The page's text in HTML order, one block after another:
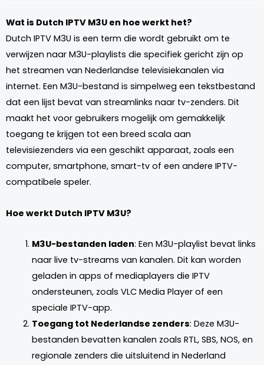
Wat is Dutch IPTV M3U en hoe werkt het?
Dutch IPTV M3U is een term die wordt gebruikt om te
verwijzen naar M3U-playlists die specifiek gericht zijn op
het streamen van Nederlandse televisiekanalen via
internet. Een M3U-bestand is simpelweg een tekstbestand
dat een lijst bevat van streamlinks naar tv-zenders. Dit
maakt het voor gebruikers mogelijk om gemakkelijk
toegang te krijgen tot een breed scala aan
televisiezenders via een geschikt apparaat, zoals een
computer, smartphone, smart-tv of een andere IPTV-
compatibele speler.
Hoe werkt Dutch IPTV M3U?
M3U-bestanden laden: Een M3U-playlist bevat links
naar live tv-streams van kanalen. Dit kan worden
geladen in apps of mediaplayers die IPTV
ondersteunen, zoals VLC Media Player of een
speciale IPTV-app.
Toegang tot Nederlandse zenders: Deze M3U-
bestanden bevatten kanalen zoals RTL, SBS, NOS, en
regionale zenders die uitsluitend in Nederland